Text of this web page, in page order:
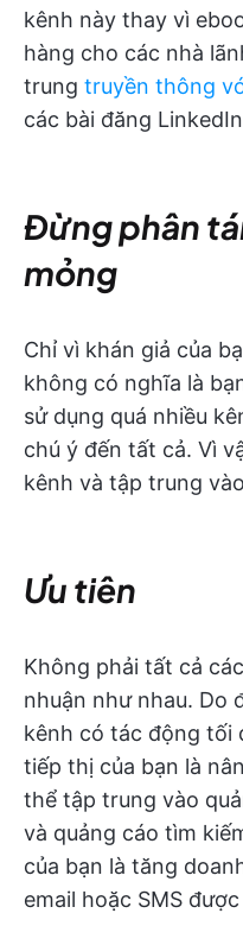
kênh này thay vì
hàng cho các nhà
trung truyền thông
các bài đăng
Đừng phân
mỏng
Chỉ vì khán giả của
không có nghĩa là
sử dụng quá nhiều
chú ý đến tất cả. Vì
kênh và tập trung
Ưu tiên
Không phải tất cả
nhuận như nhau. Do
kênh có tác động tối
tiếp thị của bạn là
thể tập trung vào
và quảng cáo tìm
của bạn là tăng
email hoặc SMS